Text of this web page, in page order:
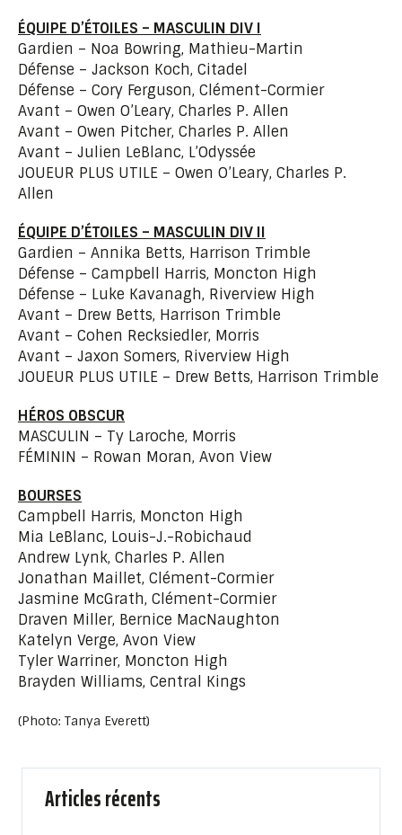
ÉQUIPE D’ÉTOILES – MASCULIN DIV I
Gardien – Noa Bowring, Mathieu-Martin
Défense – Jackson Koch, Citadel
Défense – Cory Ferguson, Clément-Cormier
Avant – Owen O’Leary, Charles P. Allen
Avant – Owen Pitcher, Charles P. Allen
Avant – Julien LeBlanc, L’Odyssée
JOUEUR PLUS UTILE – Owen O’Leary, Charles P.
Allen
ÉQUIPE D’ÉTOILES – MASCULIN DIV II
Gardien – Annika Betts, Harrison Trimble
Défense – Campbell Harris, Moncton High
Défense – Luke Kavanagh, Riverview High
Avant – Drew Betts, Harrison Trimble
Avant – Cohen Recksiedler, Morris
Avant – Jaxon Somers, Riverview High
JOUEUR PLUS UTILE – Drew Betts, Harrison Trimble
HÉROS OBSCUR
MASCULIN – Ty Laroche, Morris
FÉMININ – Rowan Moran, Avon View
BOURSES
Campbell Harris, Moncton High
Mia LeBlanc, Louis-J.-Robichaud
Andrew Lynk, Charles P. Allen
Jonathan Maillet, Clément-Cormier
Jasmine McGrath, Clément-Cormier
Draven Miller, Bernice MacNaughton
Katelyn Verge, Avon View
Tyler Warriner, Moncton High
Brayden Williams, Central Kings
(Photo: Tanya Everett)
Articles récents